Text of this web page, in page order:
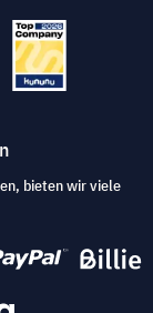
bieten wir viele